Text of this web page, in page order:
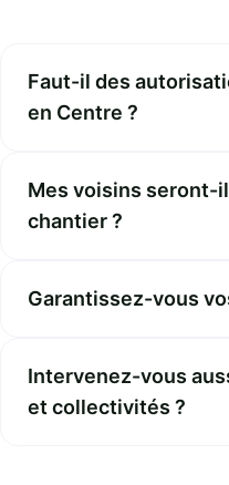
Faut-il des
en Centre ?
Mes voisins seront-
chantier ?
Garantissez-vous
Intervenez-vous
et collectivités ?